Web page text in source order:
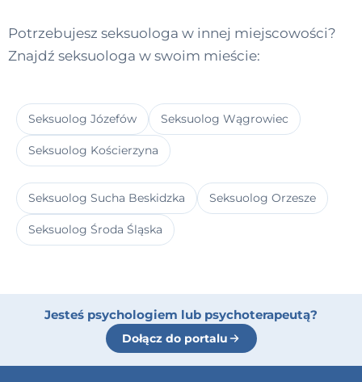
Potrzebujesz seksuologa w innej miejscowości?
Znajdź seksuologa w swoim mieście:
Seksuolog Józefów Seksuolog Wągrowiec
Seksuolog Kościerzyna
Seksuolog Sucha Beskidzka Seksuolog Orzesze
Seksuolog Środa Śląska
Jesteś psychologiem lub psychoterapeutą?
Dołącz do portalu